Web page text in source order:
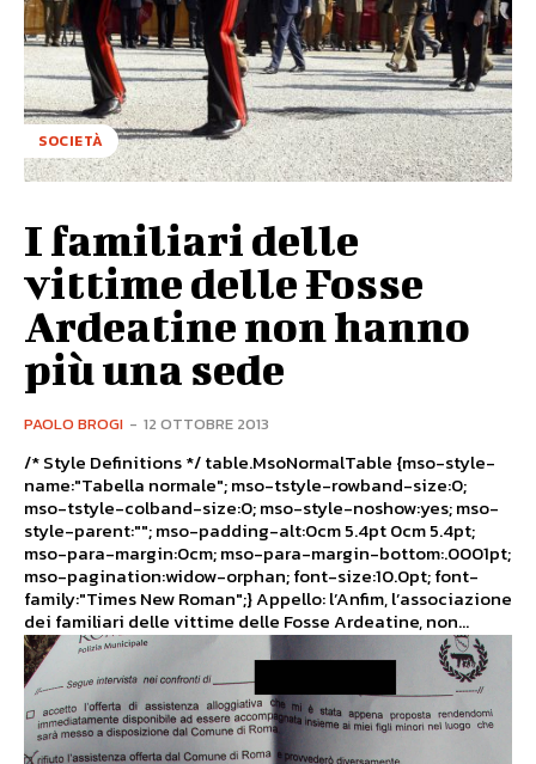
SOCIETÀ
I familiari delle
vittime delle Fosse
Ardeatine non hanno
più una sede
PAOLO BROGI - 12 OTTOBRE 2013
/* Style Definitions */ table.MsoNormalTable {mso-style-
name:"Tabella normale"; mso-tstyle-rowband-size:0;
mso-tstyle-colband-size:0; mso-style-noshow:yes; mso-
style-parent:""; mso-padding-alt:0cm 5.4pt 0cm 5.4pt;
mso-para-margin:0cm; mso-para-margin-bottom:.0001pt;
mso-pagination:widow-orphan; font-size:10.0pt; font-
family:"Times New Roman";} Appello: l’Anfim, l’associazione
dei familiari delle vittime delle Fosse Ardeatine, non...